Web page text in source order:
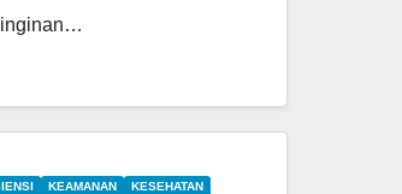
KEAMANAN
KESEHATAN